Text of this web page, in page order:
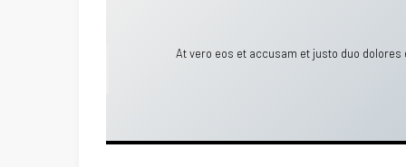
At vero eos et accusam et justo duo